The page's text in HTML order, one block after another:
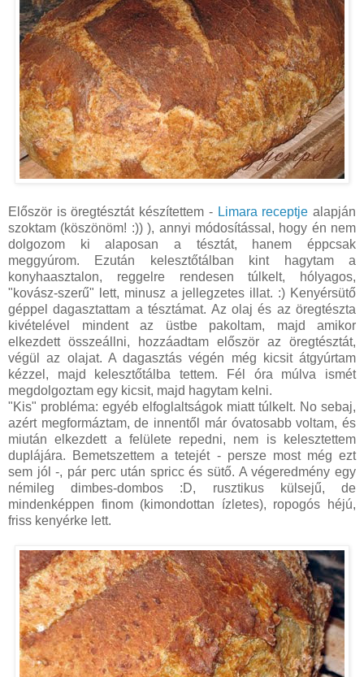
Először is öregtésztát készítettem - Limara receptje alapján
szoktam (köszönöm! :)) ), annyi módosítással, hogy én nem
dolgozom ki alaposan a tésztát, hanem éppcsak
meggyúrom. Ezután kelesztőtálban kint hagytam a
konyhaasztalon, reggelre rendesen túlkelt, hólyagos,
"kovász-szerű" lett, minusz a jellegzetes illat. :) Kenyérsütő
géppel dagasztattam a tésztámat. Az olaj és az öregtészta
kivételével mindent az üstbe pakoltam, majd amikor
elkezdett összeállni, hozzáadtam először az öregtésztát,
végül az olajat. A dagasztás végén még kicsit átgyúrtam
kézzel, majd kelesztőtálba tettem. Fél óra múlva ismét
megdolgoztam egy kicsit, majd hagytam kelni.
"Kis" probléma: egyéb elfoglaltságok miatt túlkelt. No sebaj,
azért megformáztam, de innentől már óvatosabb voltam, és
miután elkezdett a felülete repedni, nem is kelesztettem
duplájára. Bemetszettem a tetejét - persze most még ezt
sem jól -, pár perc után spricc és sütő. A végeredmény egy
némileg dimbes-dombos :D, rusztikus külsejű, de
mindenképpen finom (kimondottan ízletes), ropogós héjú,
friss kenyérke lett.